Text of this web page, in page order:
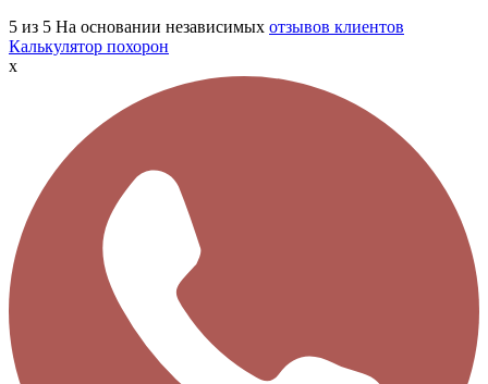
5 из 5 На основании независимых отзывов клиентов
Калькулятор похорон
x